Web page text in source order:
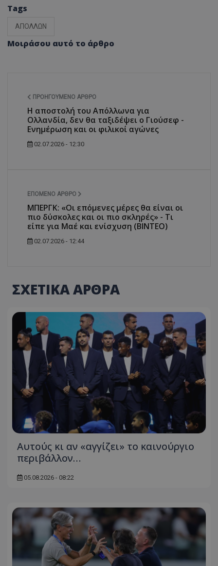
Tags
ΑΠΟΛΛΩΝ
Μοιράσου αυτό το άρθρο
ΠΡΟΗΓΟΎΜΕΝΟ ΆΡΘΡΟ
Η αποστολή του Απόλλωνα για
Ολλανδία, δεν θα ταξιδέψει ο Γιούσεφ -
Ενημέρωση και οι φιλικοί αγώνες
02.07.2026 - 12:30
ΕΠΌΜΕΝΟ ΆΡΘΡΟ
ΜΠΕΡΓΚ: «Οι επόμενες μέρες θα είναι οι
πιο δύσκολες και οι πιο σκληρές» - Τι
είπε για Μαέ και ενίσχυση (ΒΙΝΤΕΟ)
02.07.2026 - 12:44
ΣΧΕΤΙΚΑ ΑΡΘΡΑ
Αυτούς κι αν «αγγίζει» το καινούργιο
περιβάλλον…
05.08.2026 - 08:22